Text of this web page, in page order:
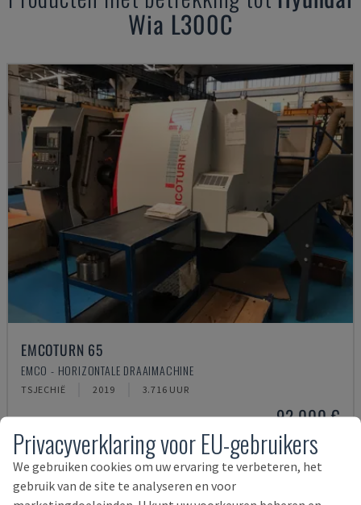
Wia L300C
EMCOTURN 65
EMCO - HORIZONTALE DRAAIMACHINE
TSJECHIË 2019 3.716 UUR
92.000 €
Privacyverklaring voor EU-gebruikers
We gebruiken cookies om uw ervaring te verbeteren, het
gebruik van de site te analyseren en voor